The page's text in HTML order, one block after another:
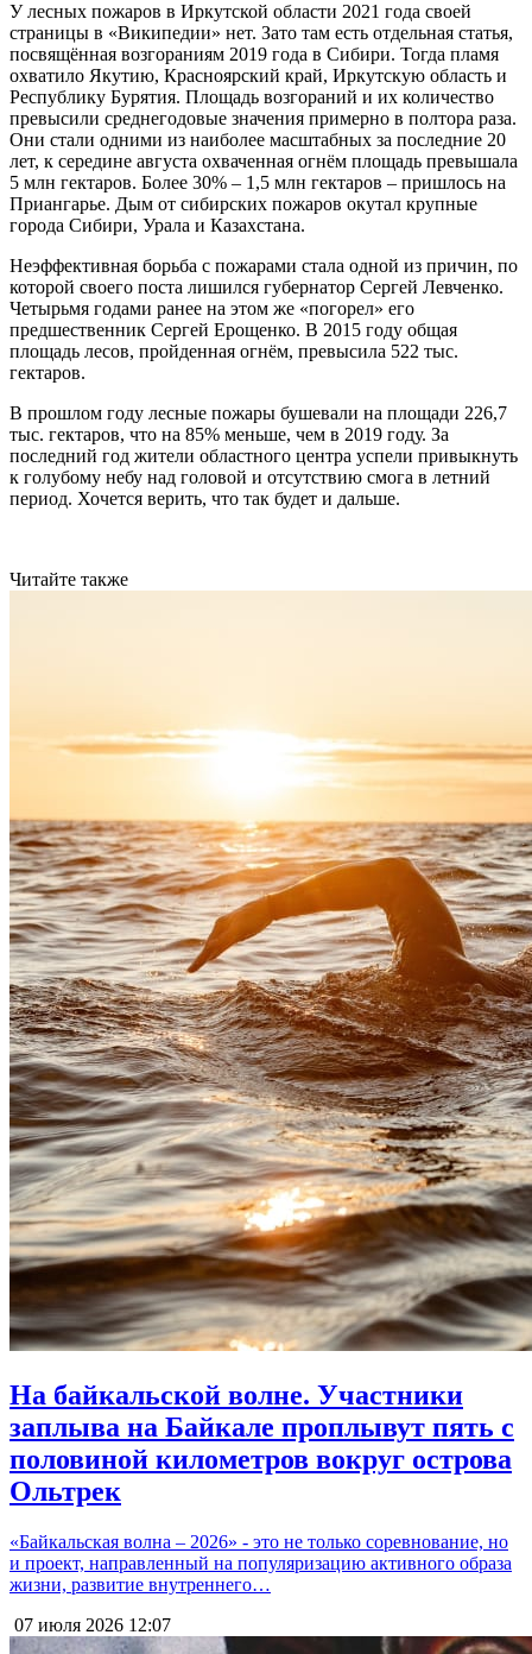
У лесных пожаров в Иркутской области 2021 года своей
страницы в «Википедии» нет. Зато там есть отдельная статья,
посвящённая возгораниям 2019 года в Сибири. Тогда пламя
охватило Якутию, Красноярский край, Иркутскую область и
Республику Бурятия. Площадь возгораний и их количество
превысили среднегодовые значения примерно в полтора раза.
Они стали одними из наиболее масштабных за последние 20
лет, к середине августа охваченная огнём площадь превышала
5 млн гектаров. Более 30% – 1,5 млн гектаров – пришлось на
Приангарье. Дым от сибирских пожаров окутал крупные
города Сибири, Урала и Казахстана.
Неэффективная борьба с пожарами стала одной из причин, по
которой своего поста лишился губернатор Сергей Левченко.
Четырьмя годами ранее на этом же «погорел» его
предшественник Сергей Ерощенко. В 2015 году общая
площадь лесов, пройденная огнём, превысила 522 тыс.
гектаров.
В прошлом году лесные пожары бушевали на площади 226,7
тыс. гектаров, что на 85% меньше, чем в 2019 году. За
последний год жители областного центра успели привыкнуть
к голубому небу над головой и отсутствию смога в летний
период. Хочется верить, что так будет и дальше.
Читайте также
На байкальской волне. Участники
заплыва на Байкале проплывут пять с
половиной километров вокруг острова
Ольтрек
«Байкальская волна – 2026» - это не только соревнование, но
и проект, направленный на популяризацию активного образа
жизни, развитие внутреннего…
07 июля 2026 12:07